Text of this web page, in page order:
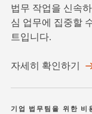
법무 작업을 신속
심 업무에 집중할
트입니다.
자세히 확인하기
기업 법무팀을 위한 비